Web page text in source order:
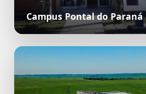
Campus Pontal do Paraná